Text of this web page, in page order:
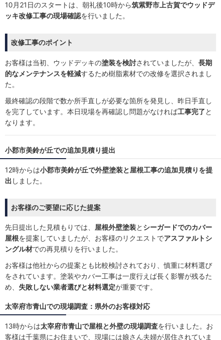
10月21日のスタートは、朝礼後10時から筑紫野市上古賀でウッドデ
ッキ改修工事の現場確認を行いました。
改修工事のポイント
お客様は当初、ウッドデッキの塗装を検討されていましたが、 長期
的なメンテナンスを軽減するため樹脂素材での改修を選択されまし
た。
最終確認の段階で数か所手直しが必要な箇所を発見し、昨日手直し
を完了しています。本日現場を再確認し問題がなければ工事完了と
なります。
小郡市美鈴が丘での追加見積り提出
12時からは小郡市美鈴が丘で外壁塗装と屋根工事の追加見積りを提
出 しました。
お客様のご要望に応じた提案
先日提出した見積もりでは、 屋根外壁塗装と シーガードでのカバー
屋根を提案していましたが、お客様のリクエストでアスファルトシ
ングル材での再見積りを行いました。
お客様は他社からの提案とも比較検討されており、慎重に材料選び
をされています。塗装やカバー工事は一度行えば長く影響が残るた
め、 失敗しない業者選びと材料選定が重要です。
太宰府市青山での現場調査：県外のお客様対応
13時からは太宰府市青山で屋根と外壁の現場調査を行いました。お
客様は千葉県にお住まいで、現場には娘さん夫婦が居住されていま